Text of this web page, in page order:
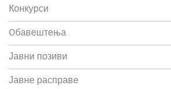
Конкурси
Oбавештења
Јавни позиви
Јавне расправе